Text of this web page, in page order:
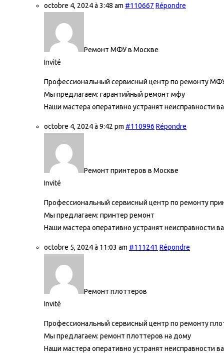
octobre 4, 2024 à 3:48 am #110667 Répondre
Ремонт МФУ в Москве
Invité
Профессиональный сервисный центр по ремонту
Мы предлагаем: гарантийный ремонт мфу
Наши мастера оперативно устранят неисправности
octobre 4, 2024 à 9:42 pm #110996 Répondre
Ремонт принтеров в Москве
Invité
Профессиональный сервисный центр по ремонту
Мы предлагаем: принтер ремонт
Наши мастера оперативно устранят неисправности
octobre 5, 2024 à 11:03 am #111241 Répondre
Ремонт плоттеров
Invité
Профессиональный сервисный центр по ремонту
Мы предлагаем: ремонт плоттеров на дому
Наши мастера оперативно устранят неисправности